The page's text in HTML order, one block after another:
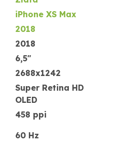
iPhone XS Max
2018
2018
6,5"
2688x1242
Super Retina HD
OLED
458 ppi
60 Hz